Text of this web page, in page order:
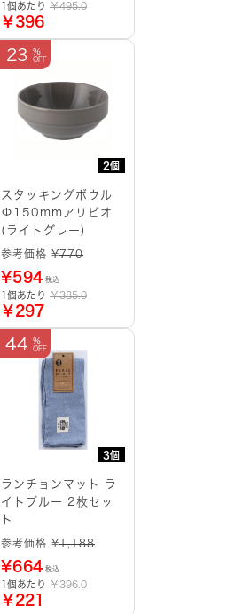
1個あたり ￥495.0
￥396
2個
23
スタッキングボウル
Φ150mmアリビオ
(ライトグレー)
参考価格 ¥770
¥594 税込
1個あたり ￥385.0
￥297
3個
44
ランチョンマット ラ
イトブルー 2枚セッ
ト
参考価格 ¥1,188
¥664 税込
1個あたり ￥396.0
￥221